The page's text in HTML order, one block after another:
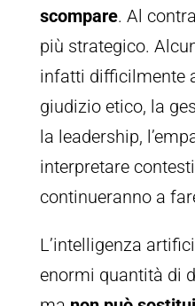
scompare. Al
più strategico.
infatti difficilmente
giudizio etico, la
la leadership,
interpretare
continueranno a
L’intelligenza
enormi quantità di